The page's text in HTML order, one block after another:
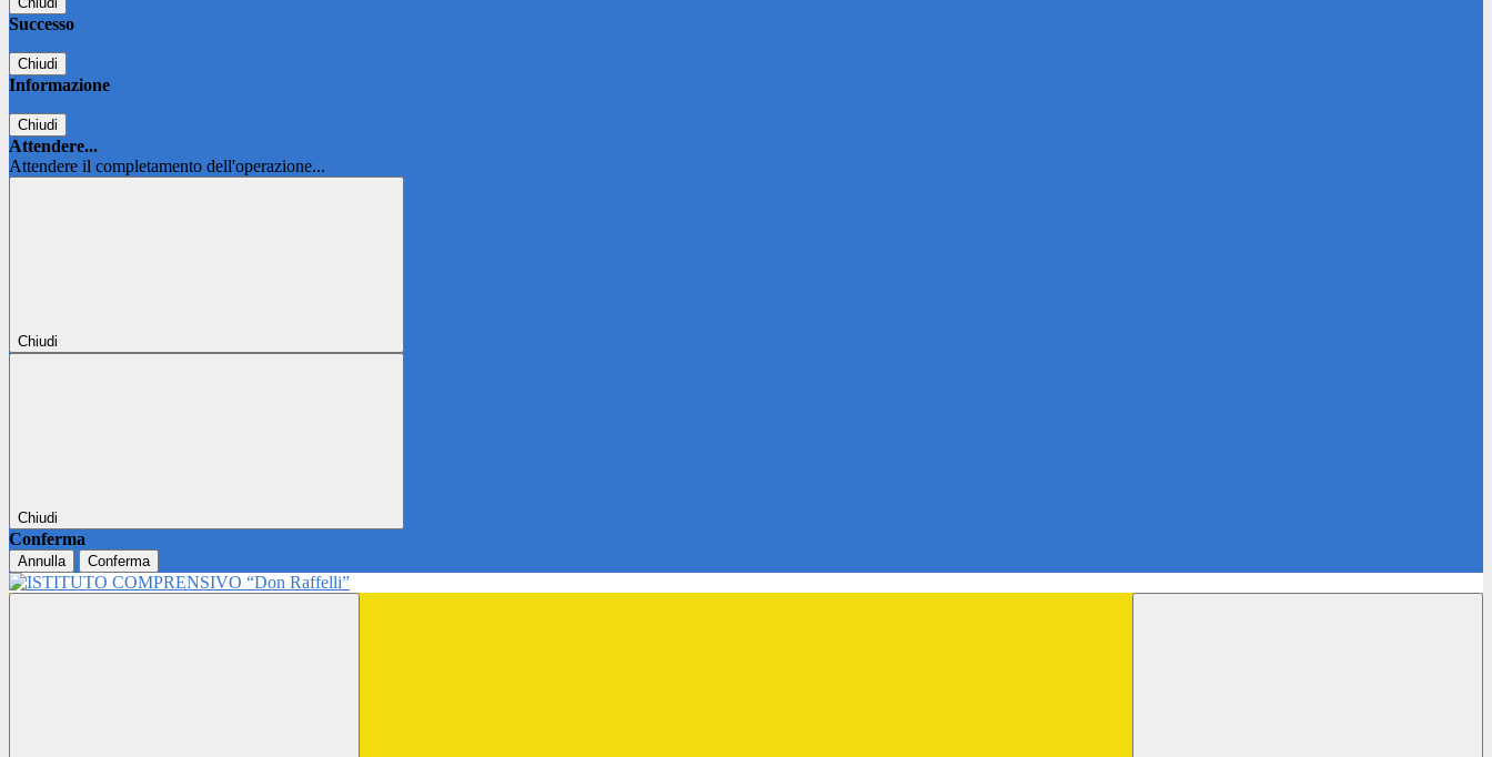
Successo
Chiudi
Informazione
Chiudi
Attendere...
Attendere il completamento dell'operazione...
Chiudi
Chiudi
Conferma
Annulla Conferma